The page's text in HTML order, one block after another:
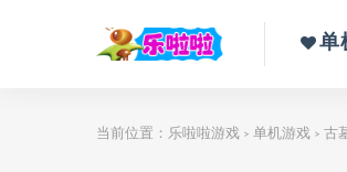
单
当前位置： 乐啦啦游戏 > 单机游戏 > 古